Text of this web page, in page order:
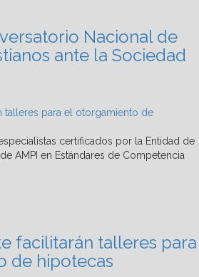
Nacional de
ante la Sociedad
talleres para el otorgamiento de
facilitarán talleres para
de hipotecas